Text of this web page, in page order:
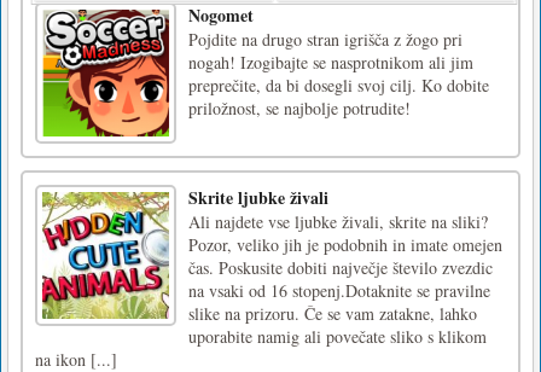
Nogomet
Pojdite na drugo stran igrišča z žogo pri
nogah! Izogibajte se nasprotnikom ali jim
preprečite, da bi dosegli svoj cilj. Ko dobite
priložnost, se najbolje potrudite!
Skrite ljubke živali
Ali najdete vse ljubke živali, skrite na sliki?
Pozor, veliko jih je podobnih in imate omejen
čas. Poskusite dobiti največje število zvezdic
na vsaki od 16 stopenj.Dotaknite se pravilne
slike na prizoru. Če se vam zatakne, lahko
uporabite namig ali povečate sliko s klikom
na ikon [...]